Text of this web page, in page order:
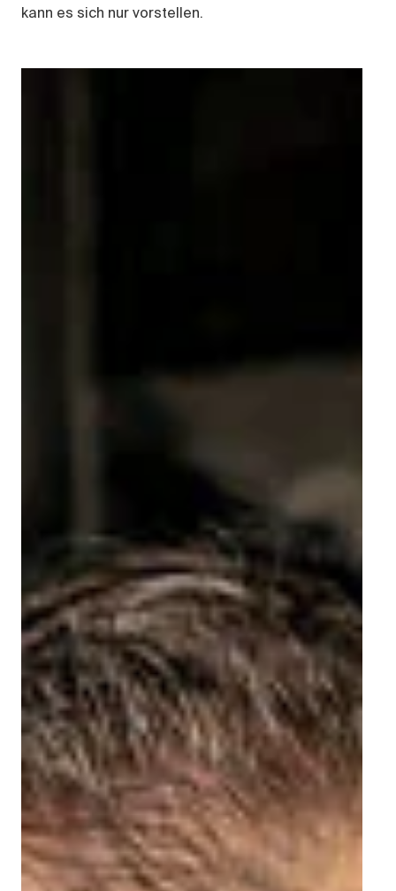
kann es sich nur vorstellen.